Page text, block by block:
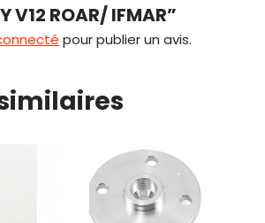
V12 ROAR/ IFMAR”
pour publier un avis.